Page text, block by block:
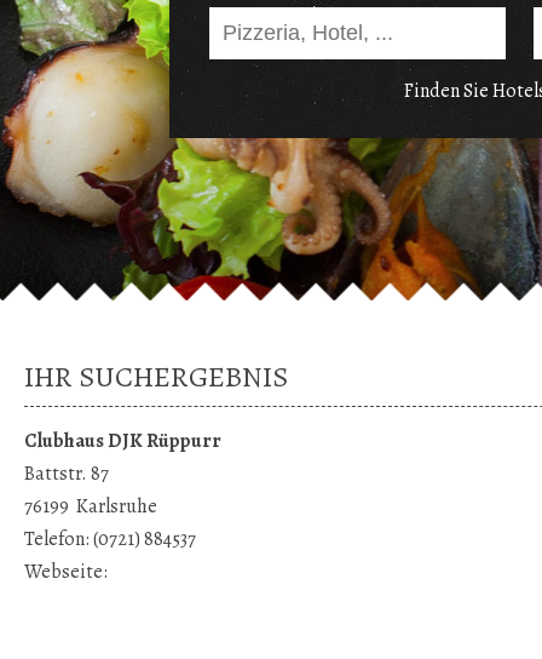
Finden Sie
IHR SUCHERGEBNIS
Clubhaus DJK Rüppurr
Battstr. 87
76199 Karlsruhe
Telefon:(0721) 884537
Webseite: